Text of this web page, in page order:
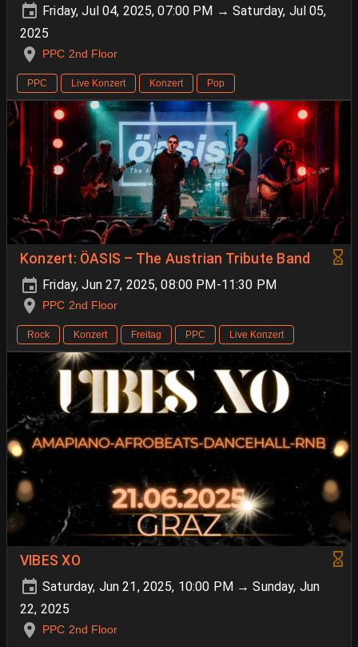
Friday, Jul 04, 2025, 07:00 PM → Saturday, Jul 05,
2025
PPC 2nd Floor
PPC Live Konzert Konzert Pop
Konzert: ÖASIS – The Austrian Tribute Band
Friday, Jun 27, 2025, 08:00 PM-11:30 PM
PPC 2nd Floor
Rock Konzert Freitag PPC Live Konzert
VIBES XO
Saturday, Jun 21, 2025, 10:00 PM → Sunday, Jun
22, 2025
PPC 2nd Floor